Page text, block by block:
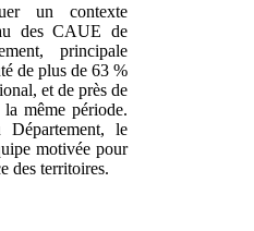
un contexte
des CAUE de
principale
de plus de 63 %
et de près de
même période.
le
motivée pour
des territoires.